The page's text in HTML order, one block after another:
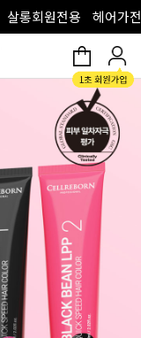
살롱회원전용 헤어가